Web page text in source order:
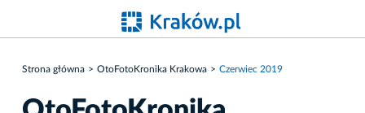
Strona główna OtoFotoKronika Krakowa Czerwiec 2019